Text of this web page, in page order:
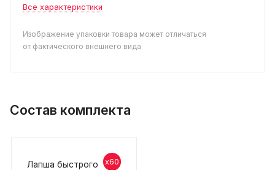
Все характеристики
Изображение упаковки товара может отличаться
от фактического внешнего вида
Состав комплекта
x60
Лапша быстрого